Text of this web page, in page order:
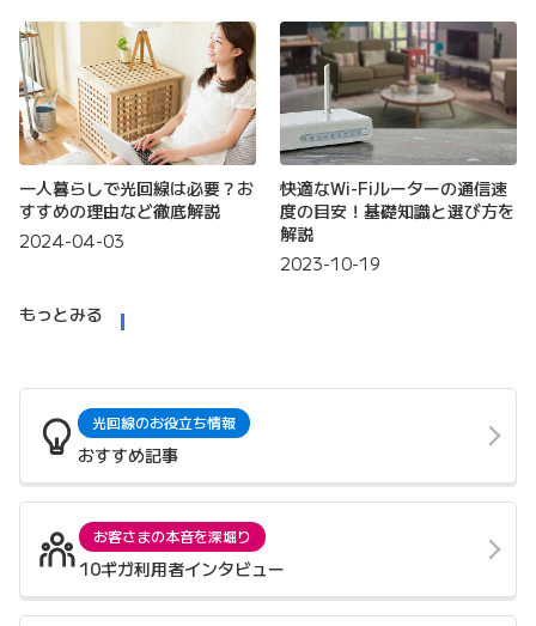
一人暮らしで光回線は必要？お
すすめの理由など徹底解説
2024-04-03
快適なWi-Fiルーターの通信速
度の目安！基礎知識と選び方を
解説
2023-10-19
もっとみる
光回線のお役立ち情報
おすすめ記事
お客さまの本音を深堀り
10ギガ利用者インタビュー